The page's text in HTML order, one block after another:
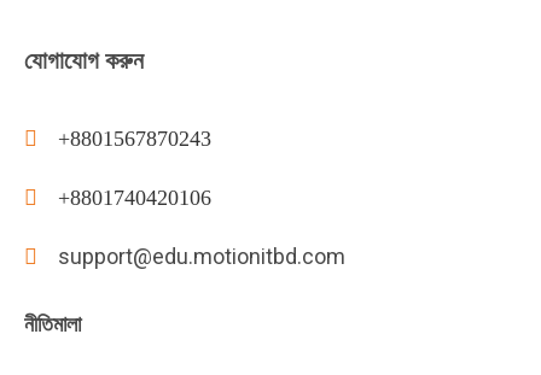
যোগাযোগ করুন
+8801567870243
+8801740420106
support@edu.motionitbd.com
নীতিমালা